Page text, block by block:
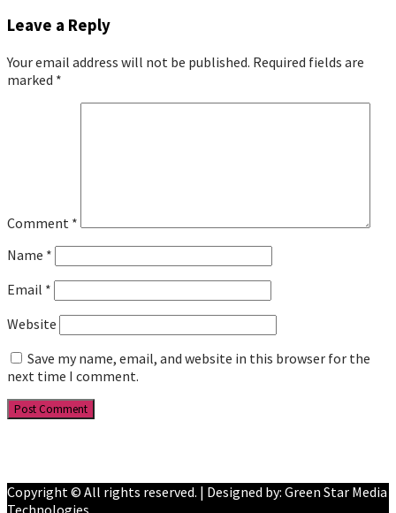
Leave a Reply
Your email address will not be published. Required fields are
marked *
Comment *
Name *
Email *
Website
Save my name, email, and website in this browser for the
next time I comment.
Copyright © All rights reserved. | Designed by: Green Star Media